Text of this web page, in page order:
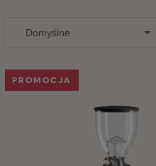
PROMOCJA